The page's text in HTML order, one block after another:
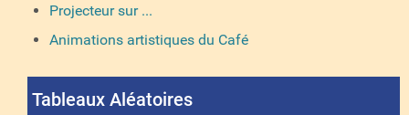
Projecteur sur ...
Animations artistiques du Café
Tableaux Aléatoires